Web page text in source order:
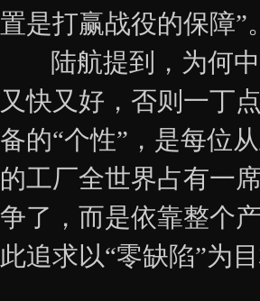
置是打赢战役的保障”。
陆航提到，为何中
又快又好，否则一丁
备的“个性”，是每位
的工厂全世界占有一
争了，而是依靠整个
此追求以“零缺陷”为